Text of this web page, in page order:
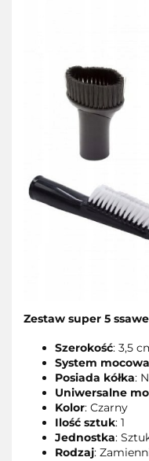
Zestaw super 5
Szerokość: 3,5
System
Posiada kółka:
Uniwersalne
Kolor: Czarny
Ilość sztuk: 1
Jednostka:
Rodzaj: